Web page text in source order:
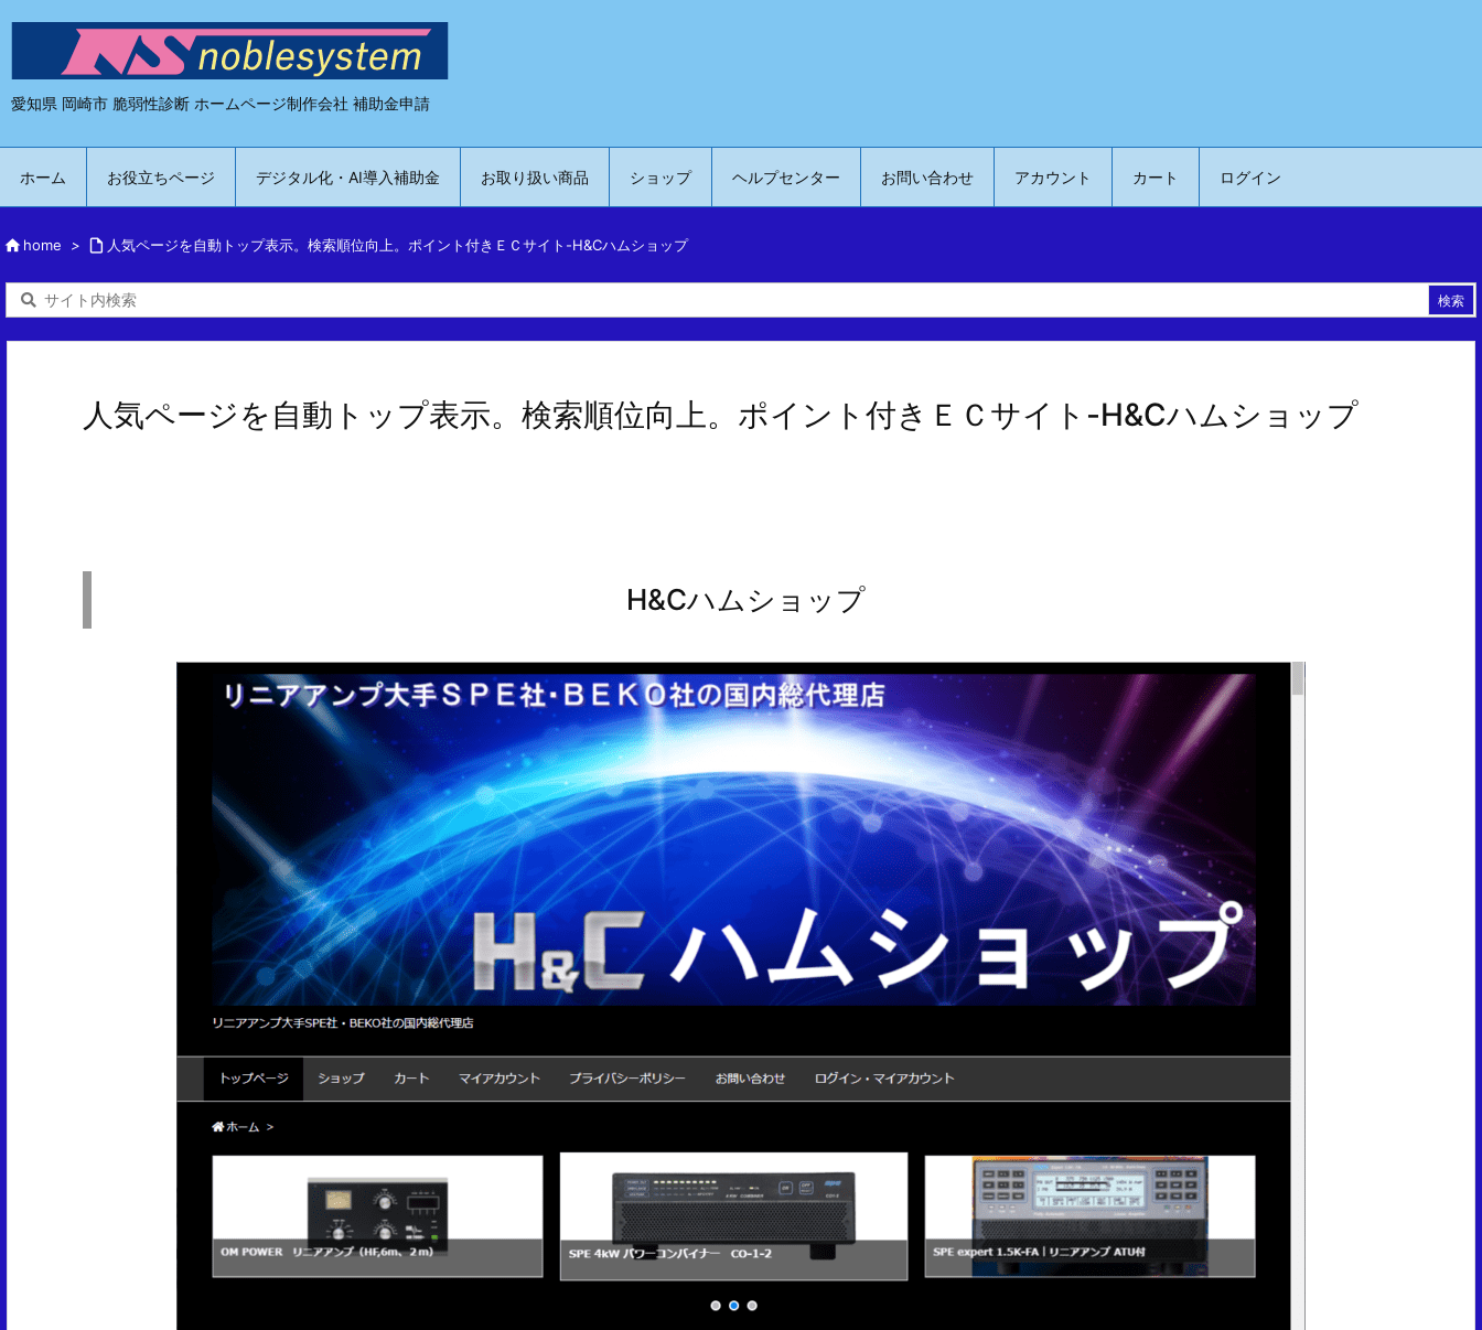
愛知県 岡崎市 脆弱性診断 ホームページ制作会社 補助金申請
ホーム お役立ちページ デジタル化・AI導入補助金 お取り扱い商品 ショップ ヘルプセンター お問い合わせ アカウント カート ログイン
 home >  人気ページを自動トップ表示。検索順位向上。ポイント付きＥＣサイト-H&Cハムショップ
人気ページを自動トップ表示。検索順位向上。ポイント付きＥＣサイト-H&Cハムショップ
H&Cハムショップ